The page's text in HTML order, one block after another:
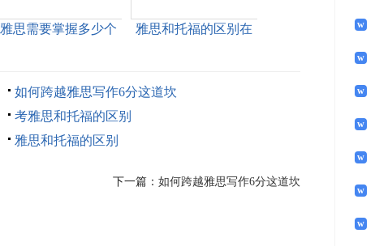
雅思需要掌握多少个
雅思和托福的区别在
如何跨越雅思写作6分这道坎
考雅思和托福的区别
雅思和托福的区别
下一篇： 如何跨越雅思写作6分这道坎